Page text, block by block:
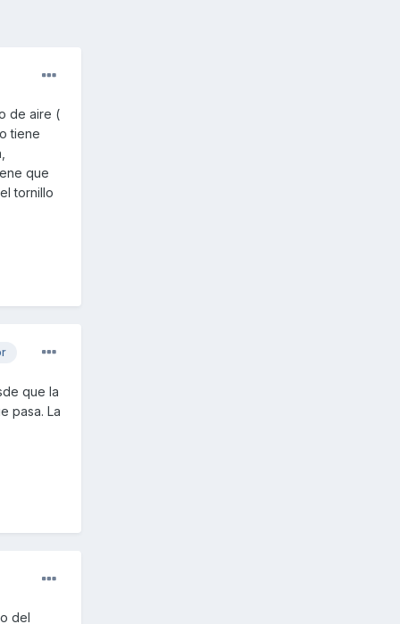
de aire (
tiene
que
tornillo
que la
pasa. La
del